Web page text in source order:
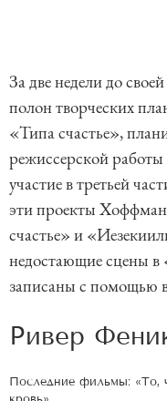
За две недели до
полон творческих
«Типа счастье»,
режиссерской
участие в третьей
эти проекты
счастье» и
недостающие сцены
записаны с помощью
Ривер
Последние фильмы: «То,